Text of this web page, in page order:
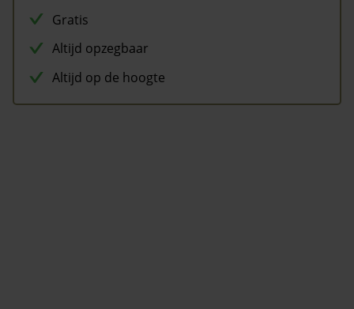
Gratis
Altijd opzegbaar
Altijd op de hoogte